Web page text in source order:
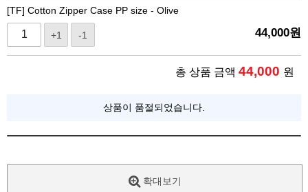
[TF] Cotton Zipper Case PP size - Olive
+1 -1 44,000원
총 상품 금액 44,000 원
상품이 품절되었습니다.
확대보기